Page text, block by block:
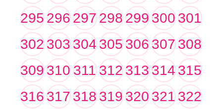
295296297298299300301
302303304305306307308
309310311312313314315
316317318319320321322